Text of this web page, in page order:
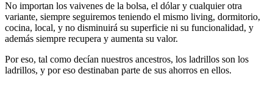
No importan los vaivenes de la bolsa, el dólar y cualquier otra
variante, siempre seguiremos teniendo el mismo living, dormitorio,
cocina, local, y no disminuirá su superficie ni su funcionalidad, y
además siempre recupera y aumenta su valor.
Por eso, tal como decían nuestros ancestros, los ladrillos son los
ladrillos, y por eso destinaban parte de sus ahorros en ellos.